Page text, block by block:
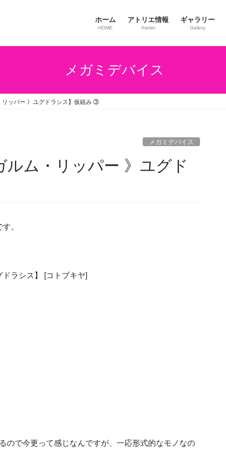
ホーム
HOME
アトリエ情報
Atelier
ギャラリー
Gallery
メガミデバイス
リッパー 》ユグドラシス】仮組み ③
メガミデバイス
ルム・リッパー 》ユグド
。
ドラシス】 [コトブキヤ]
ので今更って感じなんですが、一応形式的なモノなの